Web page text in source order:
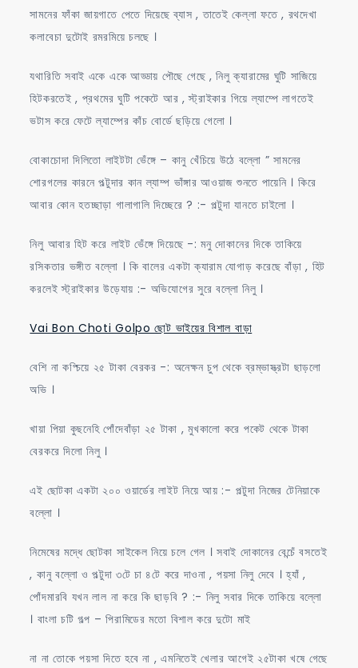
সামনের ফাঁকা জায়গাতে পেতে দিয়েছে ব্যাস , তাতেই কেল্লা ফতে , রথদেখা
কলাবেচা দুটোই রমরমিয়ে চলছে ।
যথারিতি সবাই একে একে আড্ডায় পৌছে গেছে , নিলু ক্যারামের ঘুটি সাজিয়ে
হিটকরতেই , প্রথমের ঘুটি পকেটে আর , স্ট্রাইকার গিয়ে ল্যাম্পে লাগতেই
ভটাস করে ফেটে ল্যাম্পের কাঁচ বোর্ডে ছড়িয়ে গেলো ।
বোকাচোদা দিলিতো লাইটটা ভেঁঙ্গে – কানু খেঁচিয়ে উঠে বল্লো ” সামনের
শোরগলের কারনে পল্টুদার কান ল্যাম্প ভাঁঙ্গার আওয়াজ শুনতে পায়েনি । কিরে
আবার কোন হতচ্ছাড়া গালাগালি দিচ্ছেরে ? :- পল্টুদা যানতে চাইলো ।
নিলু আবার হিট করে লাইট ভেঁঙ্গে দিয়েছে -: মনু দোকানের দিকে তাকিয়ে
রসিকতার ভঙ্গীত বল্লো । কি বালের একটা ক্যারাম যোগাড় করেছে বাঁড়া , হিট
করলেই স্ট্রাইকার উড়েযায় :- অভিযোগের সুরে বল্লো নিলু ।
Vai Bon Choti Golpo ছোট ভাইয়ের বিশাল বাড়া
বেশি না কপ্চিয়ে ২৫ টাকা বেরকর -: অনেক্ষন চুপ থেকে ব্রম্ভাস্ত্রটা ছাড়লো
অভি ।
খায়া পিয়া কুছনেহি পোঁদেবাঁড়া ২৫ টাকা , মুখকালো করে পকেট থেকে টাকা
বেরকরে দিলো নিলু ।
এই ছোটকা একটা ২০০ ওয়ার্ডের লাইট নিয়ে আয় :- পল্টুদা নিজের টেনিয়াকে
বল্লো ।
নিমেষের মদ্ধে ছোটকা সাইকেল নিয়ে চলে গেল । সবাই দোকানের বেন্চেঁ বসতেই
, কানু বল্লো ও পল্টুদা ৩টে চা ৪টে করে দাওনা , পয়সা নিলু দেবে । হ্যাঁ ,
পোঁদমারবি যখন লাল না করে কি ছাড়বি ? :- নিলু সবার দিকে তাকিয়ে বল্লো
। বাংলা চটি গল্প – পিরামিডের মতো বিশাল করে দুটো মাই
না না তোকে পয়সা দিতে হবে না , এমনিতেই খেলার আগেই ২৫টাকা খষে গেছে